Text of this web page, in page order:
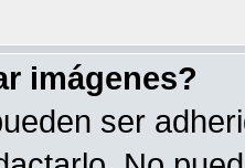
imágenes?
ser